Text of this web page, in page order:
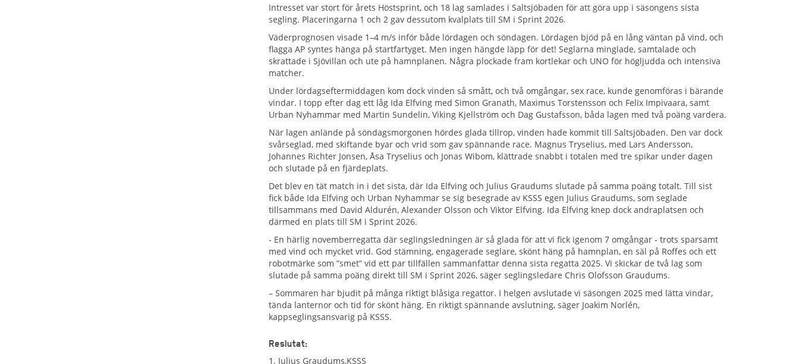
Intresset var stort för årets Höstsprint, och 18 lag samlades i Saltsjöbaden för att göra upp i säsongens sista
segling. Placeringarna 1 och 2 gav dessutom kvalplats till SM i Sprint 2026.
Väderprognosen visade 1–4 m/s inför både lördagen och söndagen. Lördagen bjöd på en lång väntan på vind, och
flagga AP syntes hänga på startfartyget. Men ingen hängde läpp för det! Seglarna minglade, samtalade och
skrattade i Sjövillan och ute på hamnplanen. Några plockade fram kortlekar och UNO för högljudda och intensiva
matcher.
Under lördagseftermiddagen kom dock vinden så smått, och två omgångar, sex race, kunde genomföras i bärande
vindar. I topp efter dag ett låg Ida Elfving med Simon Granath, Maximus Torstensson och Felix Impivaara, samt
Urban Nyhammar med Martin Sundelin, Viking Kjellström och Dag Gustafsson, båda lagen med två poäng vardera.
När lagen anlände på söndagsmorgonen hördes glada tillrop, vinden hade kommit till Saltsjöbaden. Den var dock
svårseglad, med skiftande byar och vrid som gav spännande race. Magnus Tryselius, med Lars Andersson,
Johannes Richter Jonsen, Åsa Tryselius och Jonas Wibom, klättrade snabbt i totalen med tre spikar under dagen
och slutade på en fjärdeplats.
Det blev en tät match in i det sista, där Ida Elfving och Julius Graudums slutade på samma poäng totalt. Till sist
fick både Ida Elfving och Urban Nyhammar se sig besegrade av KSSS egen Julius Graudums, som seglade
tillsammans med David Aldurén, Alexander Olsson och Viktor Elfving. Ida Elfving knep dock andraplatsen och
därmed en plats till SM i Sprint 2026.
- En härlig novemberregatta där seglingsledningen är så glada för att vi fick igenom 7 omgångar - trots sparsamt
med vind och mycket vrid. God stämning, engagerade seglare, skönt häng på hamnplan, en säl på Roffes och ett
robotmärke som ”smet” vid ett par tillfällen sammanfattar denna sista regatta 2025. Vi skickar de två lag som
slutade på samma poäng direkt till SM i Sprint 2026, säger seglingsledare Chris Olofsson Graudums.
– Sommaren har bjudit på många riktigt blåsiga regattor. I helgen avslutade vi säsongen 2025 med lätta vindar,
tända lanternor och tid för skönt häng. En riktigt spännande avslutning, säger Joakim Norlén,
kappseglingsansvarig på KSSS.
Reslutat:
1. Julius Graudums,KSSS